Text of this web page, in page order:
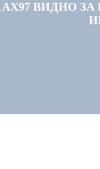
ВИДНО